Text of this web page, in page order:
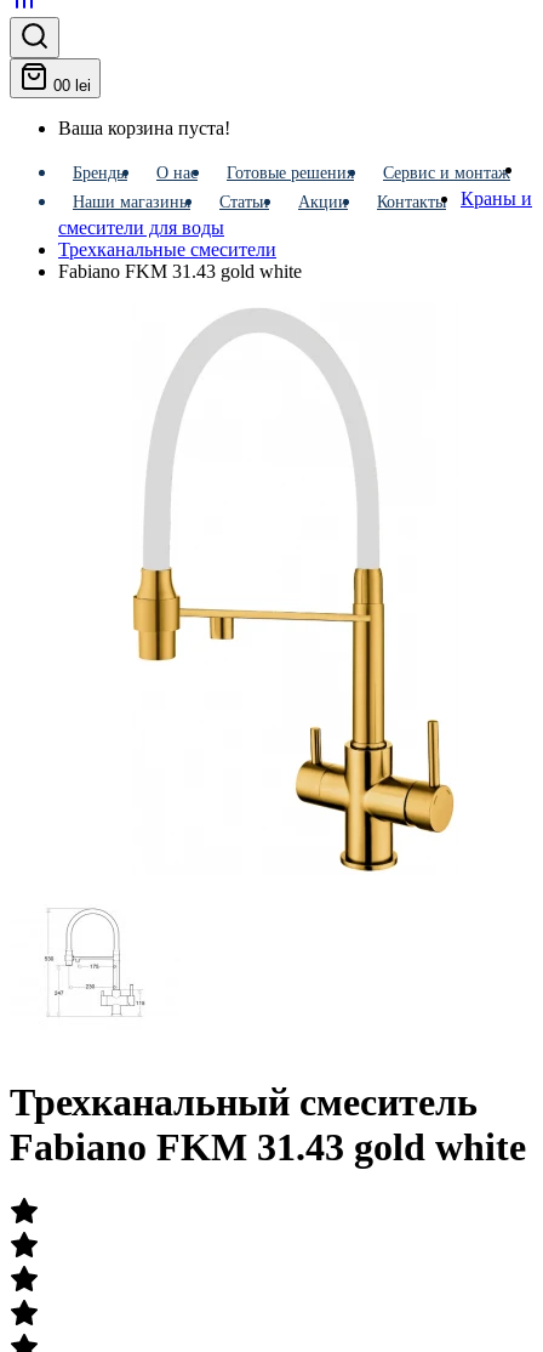
00 lei
Ваша корзина пуста!
Бренды О нас Готовые решения
Сервис и монтаж
Наши магазины
Статьи Акции Контакты
Краны и
смесители для воды
Трехканальные смесители
Fabiano FKM 31.43 gold white
Трехканальный смеситель
Fabiano FKM 31.43 gold white